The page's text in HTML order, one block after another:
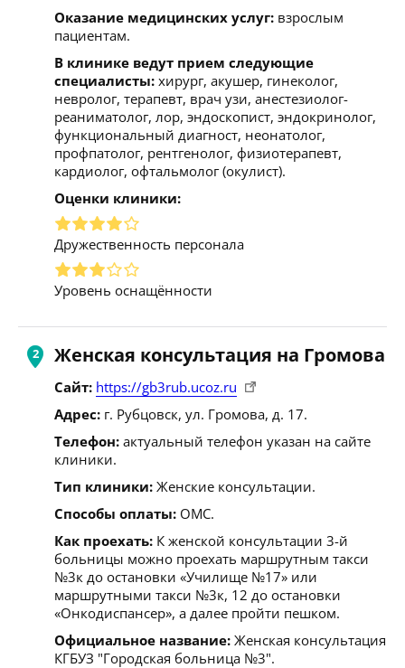
Оказание медицинских услуг: взрослым
пациентам.
В клинике ведут прием следующие
специалисты: хирург, акушер, гинеколог,
невролог, терапевт, врач узи, анестезиолог-
реаниматолог, лор, эндоскопист, эндокринолог,
функциональный диагност, неонатолог,
профпатолог, рентгенолог, физиотерапевт,
кардиолог, офтальмолог (окулист).
Оценки клиники:
Дружественность персонала
Уровень оснащённости
Женская консультация на Громова
Сайт: https://gb3rub.ucoz.ru
Адрес: г. Рубцовск, ул. Громова, д. 17.
Телефон: актуальный телефон указан на сайте
клиники.
Тип клиники: Женские консультации.
Способы оплаты: ОМС.
Как проехать: К женской консультации 3-й
больницы можно проехать маршрутным такси
№3к до остановки «Училище №17» или
маршрутными такси №3к, 12 до остановки
«Онкодиспансер», а далее пройти пешком.
Официальное название: Женская консультация
КГБУЗ "Городская больница №3".